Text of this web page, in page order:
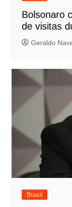
Bolsonaro
de visitas
Geraldo
Brasil